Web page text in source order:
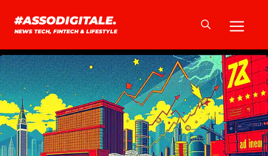
#ASSODIGITALE.
NEWS TECH, FINTECH & LIFESTYLE